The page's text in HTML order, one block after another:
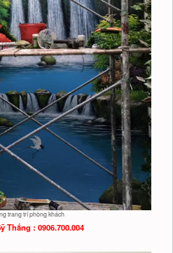
trang trí phòng khách
Thắng : 0906.700.004